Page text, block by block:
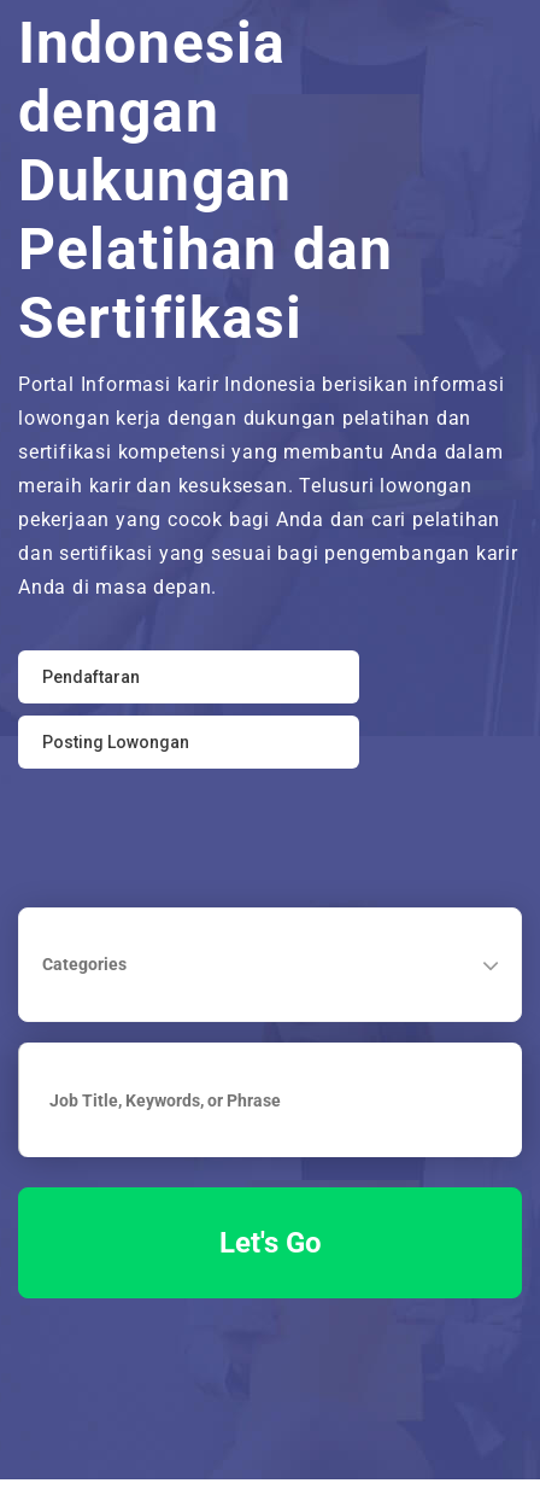
Jawa Tengah
Yogyakarta
Jawa Timur
Bali
Freelance
Magang
Jadwal Training Non-IT
Sales & Marketing
Customer Service
Manajemen
Kepemimpinan
Pelatihan Komputer
Bimbingan Psikotest &
Wawancara
Sertifikasi NetCampus
Inilah Kami
Berita & Artikel
FAQ’S
Direktori Jasa Konsultasi dan
Asesmen TI
Direktori Produk dan Layanan TI
Direktori Partner Bisnis
Kontak
Tentang Kami
Post New Job
Paket Layanan
Indonesia
dengan
Dukungan
Pelatihan dan
Sertifikasi
Portal Informasi karir Indonesia berisikan informasi
lowongan kerja dengan dukungan pelatihan dan
sertifikasi kompetensi yang membantu Anda dalam
meraih karir dan kesuksesan. Telusuri lowongan
pekerjaan yang cocok bagi Anda dan cari pelatihan
dan sertifikasi yang sesuai bagi pengembangan karir
Anda di masa depan.
Pendaftaran
Posting Lowongan